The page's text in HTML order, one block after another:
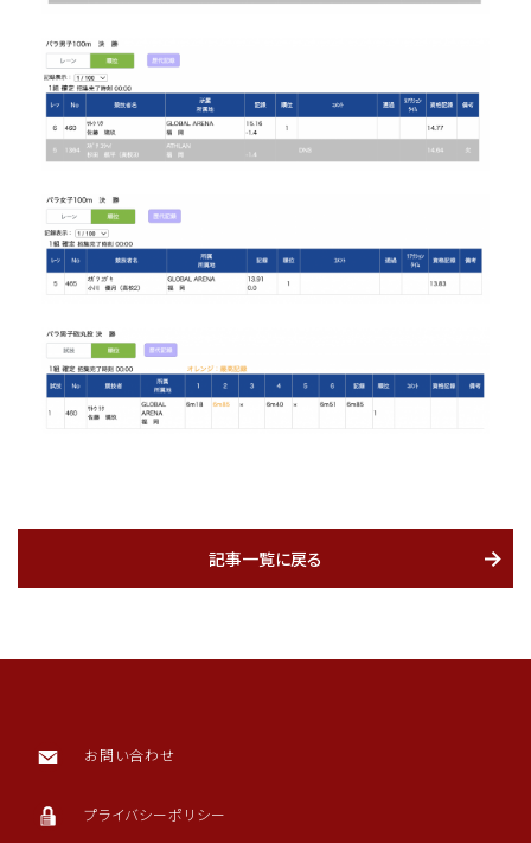
記事一覧に戻る
お問い合わせ
プライバシーポリシー